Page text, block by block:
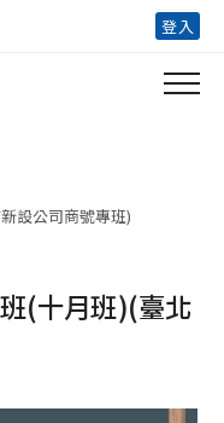
登入
設公司商號專班)
(十月班)(臺北